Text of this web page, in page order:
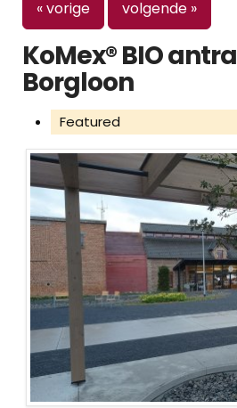
« vorige volgende »
KoMex® BIO
Borgloon
Featured